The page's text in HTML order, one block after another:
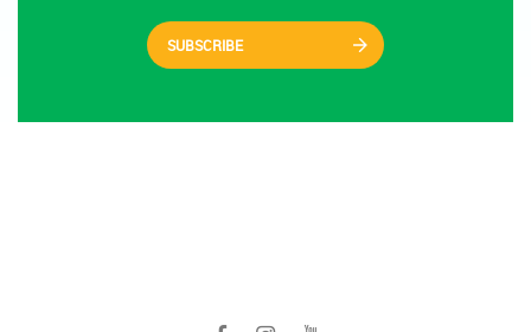
SUBSCRIBE